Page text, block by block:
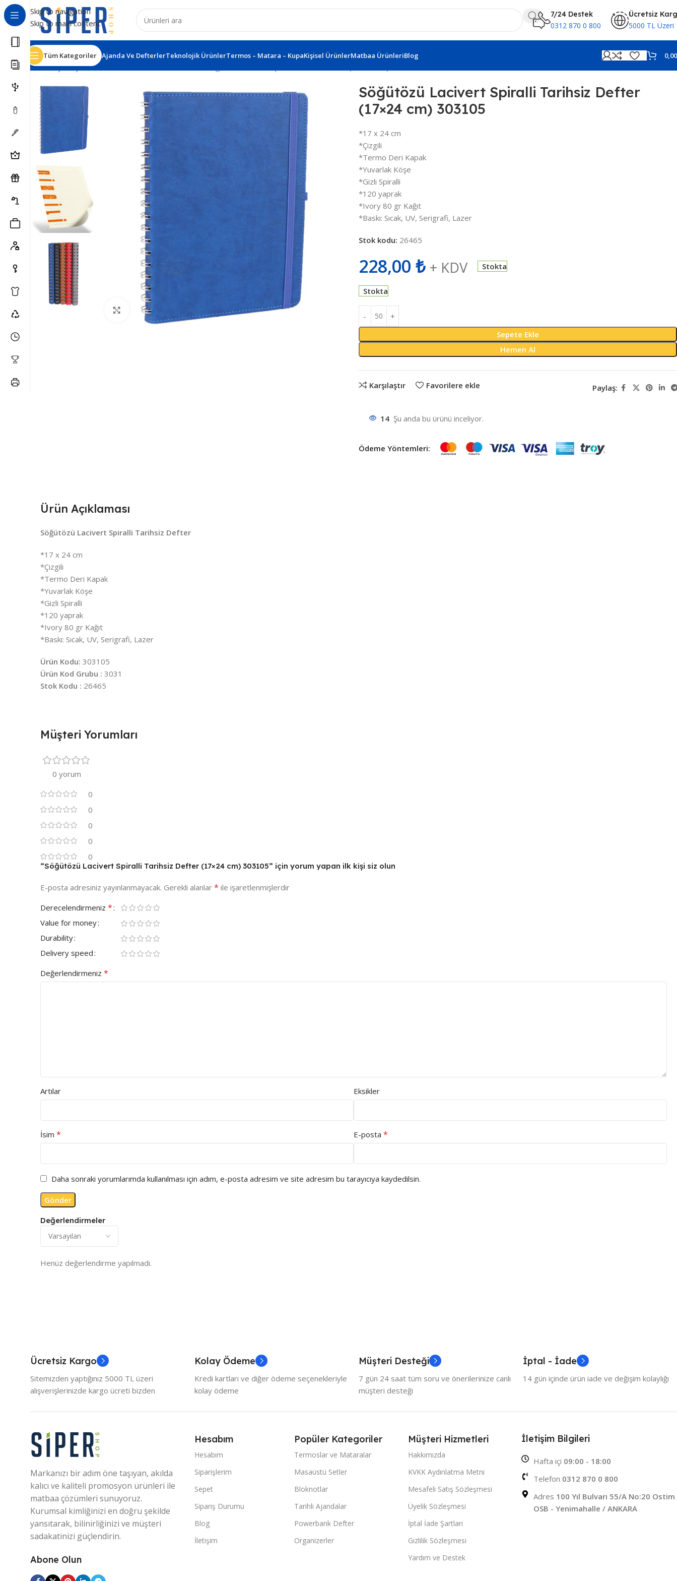
Skip to navigation
Skip to main content
7/24 Destek
0312 870 0 800
Ücretsiz
5000 TL Üzeri
Tüm Kategoriler Ajanda Ve DefterlerTeknolojik ÜrünlerTermos – Matara – KupaKişisel ÜrünlerMatbaa ÜrünleriBlog
Ana Sayfa Ajanda ve Defterler
Büyütmek için tıklayın
Söğütözü Lacivert Spiralli Tarihsiz Defter
(17×24 cm) 303105
*17 x 24 cm
*Çizgili
*Termo Deri Kapak
*Yuvarlak Köşe
*Gizli Spiralli
*120 yaprak
*Ivory 80 gr Kağıt
*Baskı: Sıcak, UV, Serigrafi, Lazer
Stok kodu: 26465
228,00 ₺ + KDV Stokta
Stokta
Sepete Ekle
Hemen Al
Karşılaştır Favorilere ekle Paylaş:
14 Şu anda bu ürünü inceliyor.
Ödeme Yöntemleri:
Ürün Açıklaması
Söğütözü Lacivert Spiralli Tarihsiz Defter
*17 x 24 cm
*Çizgili
*Termo Deri Kapak
*Yuvarlak Köşe
*Gizli Spiralli
*120 yaprak
*Ivory 80 gr Kağıt
*Baskı: Sıcak, UV, Serigrafi, Lazer
Ürün Kodu: 303105
Ürün Kod Grubu : 3031
Stok Kodu : 26465
Müşteri Yorumları
0 yorum
0
0
0
0
0
Değerlendirmeler
Henüz değerlendirme yapılmadı.
“Söğütözü Lacivert Spiralli Tarihsiz Defter (17×24 cm) 303105” için yorum yapan ilk kişi siz olun
E-posta adresiniz yayınlanmayacak. Gerekli alanlar * ile işaretlenmişlerdir
Derecelendirmeniz *
Value for money
Durability
Delivery speed
Değerlendirmeniz *
Artılar Eksikler
İsim * E-posta *
Daha sonraki yorumlarımda kullanılması için adım, e-posta adresim ve site adresim bu tarayıcıya kaydedilsin.
Ücretsiz Kargo
Sitemizden yaptığınız 5000 TL üzeri
alışverişlerinizde kargo ücreti bizden
Kolay Ödeme
Kredi kartları ve diğer ödeme seçenekleriyle
kolay ödeme
Müşteri Desteği
7 gün 24 saat tüm soru ve önerilerinize canlı
müşteri desteği
İptal - İade
14 gün içinde ürün iade ve değişim kolaylığı
Markanızı bir adım öne taşıyan, akılda
kalıcı ve kaliteli promosyon ürünleri ile
matbaa çözümleri sunuyoruz.
Kurumsal kimliğinizi en doğru şekilde
yansıtarak, bilinirliğinizi ve müşteri
sadakatinizi güçlendirin.
Abone Olun
Hesabım
Hesabım
Siparişlerim
Sepet
Sipariş Durumu
Blog
İletişim
Popüler Kategoriler
Termoslar ve Mataralar
Masaüstü Setler
Bloknotlar
Tarihli Ajandalar
Powerbank Defter
Organizerler
Müşteri Hizmetleri
Hakkımızda
KVKK Aydınlatma Metni
Mesafeli Satış Sözleşmesi
Üyelik Sözleşmesi
İptal İade Şartları
Gizlilik Sözleşmesi
Yardım ve Destek
İletişim Bilgileri
Hafta içi 09:00 - 18:00
Telefon 0312 870 0 800
Adres 100 Yıl Bulvarı 55/A No:20 Ostim
OSB - Yenimahalle / ANKARA